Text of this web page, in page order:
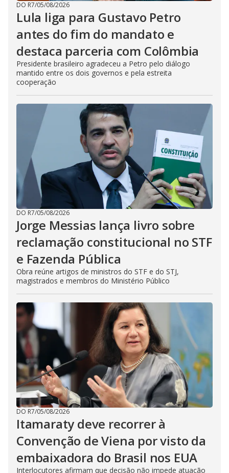
DO R7/05/08/2026
Lula liga para Gustavo Petro
antes do fim do mandato e
destaca parceria com Colômbia
Presidente brasileiro agradeceu a Petro pelo diálogo
mantido entre os dois governos e pela estreita
cooperação
DO R7/05/08/2026
Jorge Messias lança livro sobre
reclamação constitucional no STF
e Fazenda Pública
Obra reúne artigos de ministros do STF e do STJ,
magistrados e membros do Ministério Público
DO R7/05/08/2026
Itamaraty deve recorrer à
Convenção de Viena por visto da
embaixadora do Brasil nos EUA
Interlocutores afirmam que decisão não impede atuação